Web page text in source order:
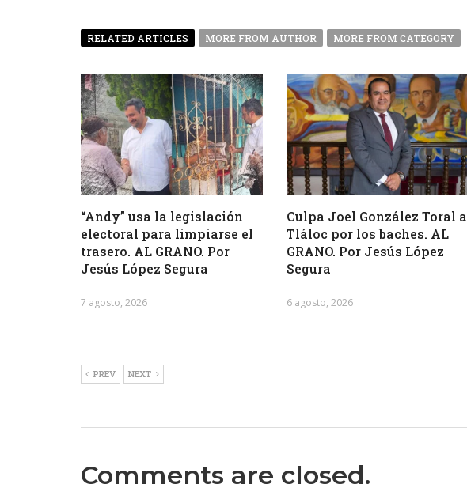
RELATED ARTICLES MORE FROM AUTHOR MORE FROM CATEGORY
“Andy” usa la legislación
electoral para limpiarse el
trasero. AL GRANO. Por
Jesús López Segura
7 agosto, 2026
Culpa Joel González Toral a
Tláloc por los baches. AL
GRANO. Por Jesús López
Segura
6 agosto, 2026
PREV NEXT
Comments are closed.